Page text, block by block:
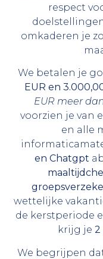
respect
omkaderen je
We betalen je
EUR en
EUR meer
voorzien je van
en alle
en Chatgpt
wettelijke
de kerstperiode
krijg je 2
We begrijpen